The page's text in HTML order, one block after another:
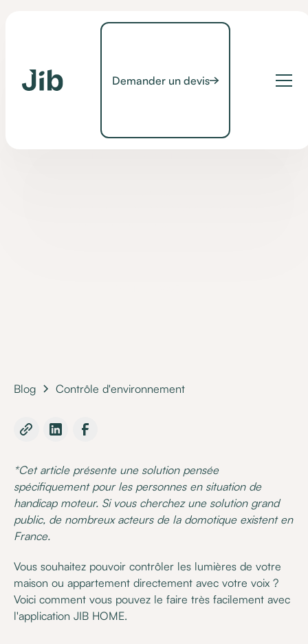
Demander un devis
Contrôle d'environnement
avec sa voix
Blog Contrôle d'environnement
*Cet article présente une solution pensée
spécifiquement pour les personnes en situation de
handicap moteur. Si vous cherchez une solution grand
public, de nombreux acteurs de la domotique existent en
France.
Vous souhaitez pouvoir contrôler les lumières de votre
maison ou appartement directement avec votre voix ?
Voici comment vous pouvez le faire très facilement avec
l'application JIB HOME.